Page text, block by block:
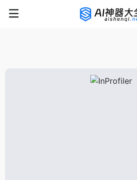
rnrn rnrn rnrn